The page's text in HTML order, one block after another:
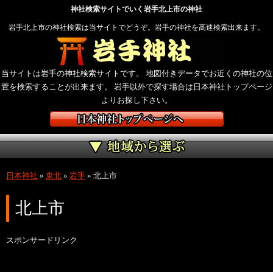
神社検索サイトでいく岩手北上市の神社
岩手北上市の神社検索は当サイトでどうぞ。岩手の神社を高速検索出来ます。
当サイトは岩手の神社検索サイトです。 地図付きデータでお近くの神社の位
置を検索することが出来ます。 岩手以外で探す場合は日本神社トップページ
よりお探し下さい。
日本神社 » 東北 » 岩手 » 北上市
北上市
スポンサードリンク